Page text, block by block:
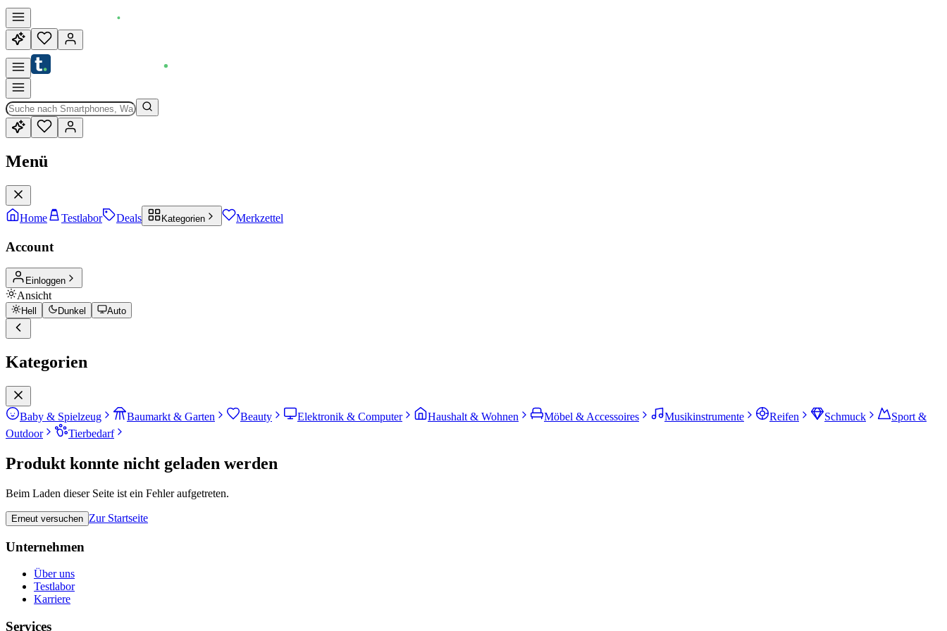
Menü
Home Testlabor Deals Kategorien Merkzettel
Account
Einloggen
Ansicht
Hell Dunkel Auto
Kategorien
Baby & Spielzeug Baumarkt & Garten Beauty Elektronik & Computer Haushalt & Wohnen Möbel & Accessoires Musikinstrumente Reifen Schmuck
Sport &
Outdoor
Tierbedarf
Produkt konnte nicht geladen werden
Beim Laden dieser Seite ist ein Fehler aufgetreten.
Erneut versuchen Zur Startseite
Unternehmen
Über uns
Testlabor
Karriere
Services